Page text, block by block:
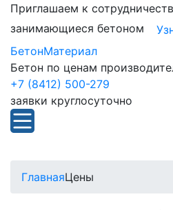
Приглашаем к
занимающиеся бетоном
БетонМатериал
Бетон по ценам
+7 (8412) 500-279
заявки круглосуточно
ГлавнаяЦены